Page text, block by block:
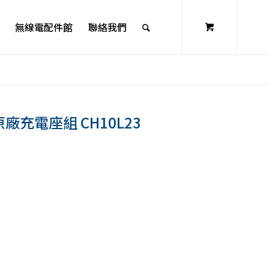
無線電配件館 聯絡我們
充電座組 CH10L23